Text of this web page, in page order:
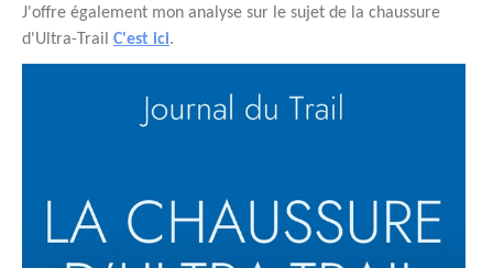
J'offre également mon analyse sur le sujet de la chaussure
d'Ultra-Trail C'est ici.